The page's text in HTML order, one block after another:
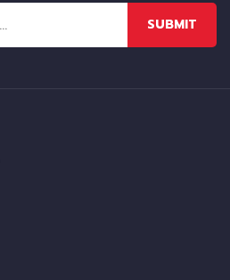
SUBMIT